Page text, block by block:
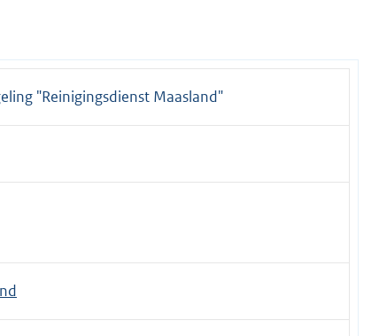
"Reinigingsdienst Maasland"